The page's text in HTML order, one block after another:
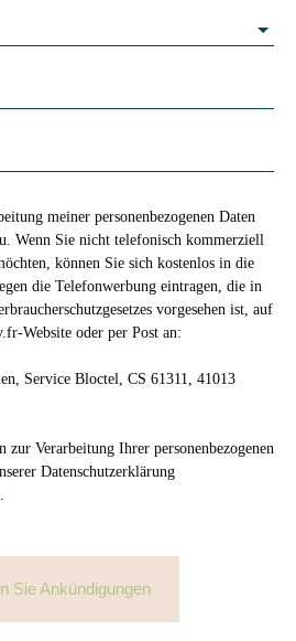
meiner personenbezogenen Daten
Wenn Sie nicht telefonisch kommerziell
können Sie sich kostenlos in die
die Telefonwerbung eintragen, die in
vorgesehen ist, auf
Website oder per Post an:
Service Bloctel, CS 61311, 41013
zur Verarbeitung Ihrer personenbezogenen
Datenschutzerklärung
.
Sie Ankündigungen